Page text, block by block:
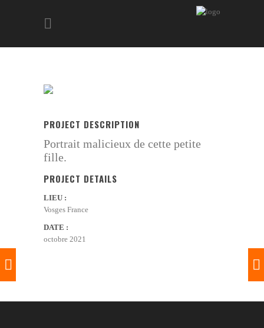
PROJECT DESCRIPTION
Portrait malicieux de cette petite
fille.
PROJECT DETAILS
LIEU :
Vosges France
DATE :
octobre 2021